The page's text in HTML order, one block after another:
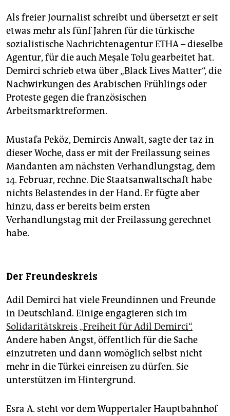
Als freier Journalist schreibt und übersetzt er seit
etwas mehr als fünf Jahren für die türkische
sozialistische Nachrichtenagentur ETHA – dieselbe
Agentur, für die auch Meşale Tolu gearbeitet hat.
Demirci schrieb etwa über „Black Lives Matter“, die
Nachwirkungen des Arabischen Frühlings oder
Proteste gegen die französischen
Arbeitsmarktreformen.
Mustafa Peköz, Demircis Anwalt, sagte der taz in
dieser Woche, dass er mit der Freilassung seines
Mandanten am nächsten Verhandlungstag, dem
14. Februar, rechne. Die Staatsanwaltschaft habe
nichts Belastendes in der Hand. Er fügte aber
hinzu, dass er bereits beim ersten
Verhandlungstag mit der Freilassung gerechnet
habe.
Der Freundeskreis
Adil Demirci hat viele Freundinnen und Freunde
in Deutschland. Einige engagieren sich im
Solidaritätskreis „Freiheit für Adil Demirci“.
Andere haben Angst, öffentlich für die Sache
einzutreten und dann womöglich selbst nicht
mehr in die Türkei einreisen zu dürfen. Sie
unterstützen im Hintergrund.
Esra A. steht vor dem Wuppertaler Hauptbahnhof